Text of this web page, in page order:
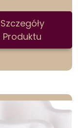
Szczegóły
Produktu